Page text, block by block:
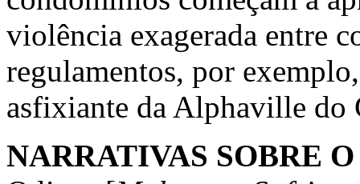
violência exagerada entre
regulamentos, por
asfixiante da Alphaville do
NARRATIVAS SOBRE